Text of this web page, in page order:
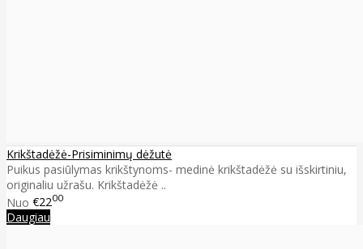
Krikštadėžė-Prisiminimų dėžutė
Puikus pasiūlymas krikštynoms- medinė krikštadėžė su išskirtiniu,
originaliu užrašu. Krikštadėžė ..
Nuo €2200
Daugiau